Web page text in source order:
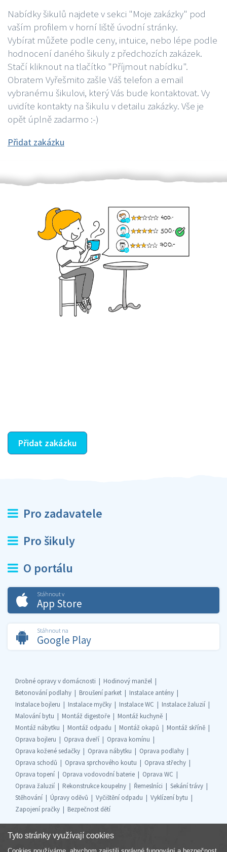
Nabídky šikulů najdete v sekci "Moje zakázky" pod
vaším profilem v horní liště úvodní stránky.
Vybírat můžete podle ceny, intuice, nebo lépe podle
hodnocení daného šikuly z předchozích zakázek.
Stačí kliknout na tlačítko "Příjmout nabídku".
Obratem Vyřešmito zašle Váš telefon a email
vybranému šikulovi, který Vás bude kontaktovat. Vy
uvidíte kontakty na šikulu v detailu zakázky. Vše je
opět úplně zadarmo :-)
Přidat zakázku
Přidat zakázku
Pro zadavatele
Pro šikuly
O portálu
Stáhnout v
App Store
Stáhnout na
Google Play
Drobné opravy v domácnosti
Hodinový manžel
Betonování podlahy
Broušení parket
Instalace antény
Instalace bojleru
Instalace myčky Instalace WC
Instalace žaluzií
Malování bytu
Montáž digestoře
Montáž kuchyně
Montáž nábytku
Montáž odpadu Montáž okapů
Montáž skříně
Oprava bojleru
Oprava dveří
Oprava komínu
Oprava kožené sedačky
Oprava nábytku
Oprava podlahy
Oprava schodů
Oprava sprchového koutu
Oprava střechy
Oprava topení
Oprava vodovodní baterie
Oprava WC
Oprava žaluzií
Rekonstrukce koupelny Řemeslníci
Sekání trávy
Stěhování
Úpravy oděvů Vyčištění odpadu
Vyklízení bytu
Zapojení pračky
Bezpečnost dětí
Tyto stránky využívají cookies